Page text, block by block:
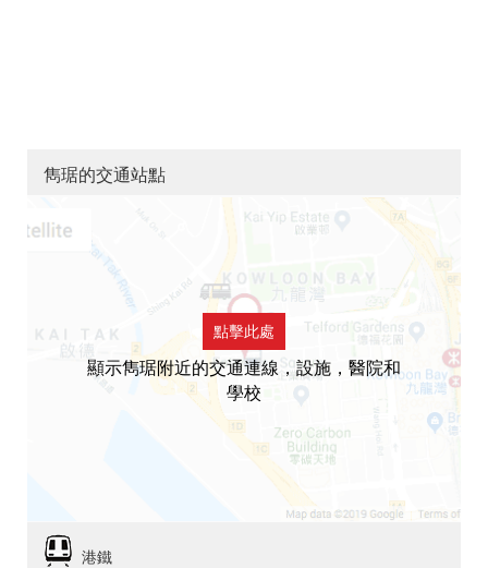
雋琚的交通站點
點擊此處
顯示雋琚附近的交通連線，設施，醫院和
學校
港鐵